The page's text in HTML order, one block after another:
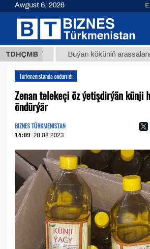
TDHÇMB
ТМТ Buýan köküniň
Türkmenistanda öndürildi
Zenan telekeçi öz ýetişdirýän künji
öndürýär
BIZNES TÜRKMENISTAN
14:09 28.08.2023
Awgust 6, 2026